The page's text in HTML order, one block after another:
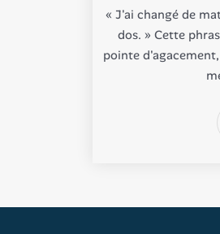
« J'ai changé de
dos. » Cette
pointe